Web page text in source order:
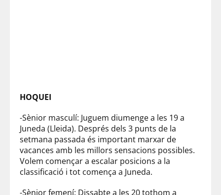
HOQUEI
-Sènior masculí: Juguem diumenge a les 19 a
Juneda (Lleida). Després dels 3 punts de la
setmana passada és important marxar de
vacances amb les millors sensacions possibles.
Volem començar a escalar posicions a la
classificació i tot comença a Juneda.
-Sènior femení: Dissabte a les 20 tothom a